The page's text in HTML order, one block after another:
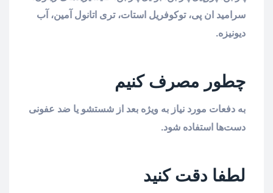
سرامید ان پی، توکوفریل استات، تری اتانول آمین، آب
دیونیزه.
چطور مصرف کنیم
به دفعات مورد نیاز به ویژه بعد از شستشو یا ضد عفونی
دست‌ها استفاده شود.
لطفا دقت کنید